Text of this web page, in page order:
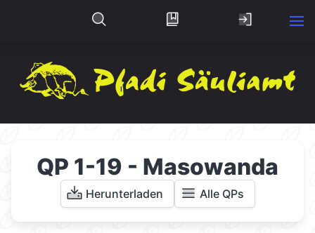
QP 1-19 - Masowanda
Herunterladen Alle QPs